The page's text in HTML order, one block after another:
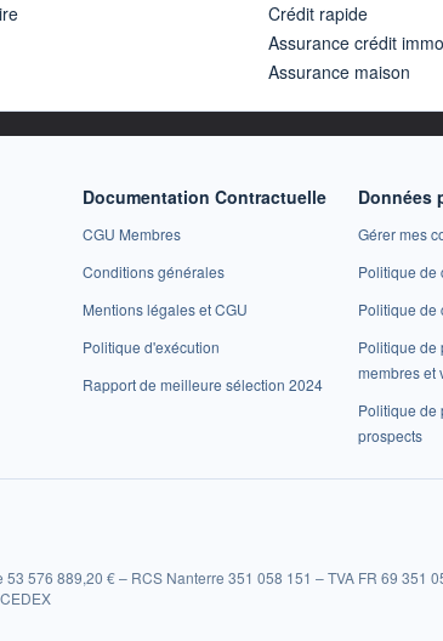
Crédit rapide
Assurance crédit
Assurance maison
Documentation Contractuelle
CGU Membres
Conditions générales
Mentions légales et CGU
Politique d'exécution
Rapport de meilleure sélection 2024
Données
Gérer mes
Politique de
Politique de
Politique de
membres et
Politique de
prospects
53 576 889,20 € – RCS Nanterre 351 058 151 – TVA FR 69 351